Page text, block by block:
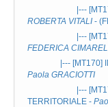
|---
ROBERTA VITALI -
|---
FEDERICA
|--- [MT170]
Paola GRACIOTTI
|---
TERRITORIALE -